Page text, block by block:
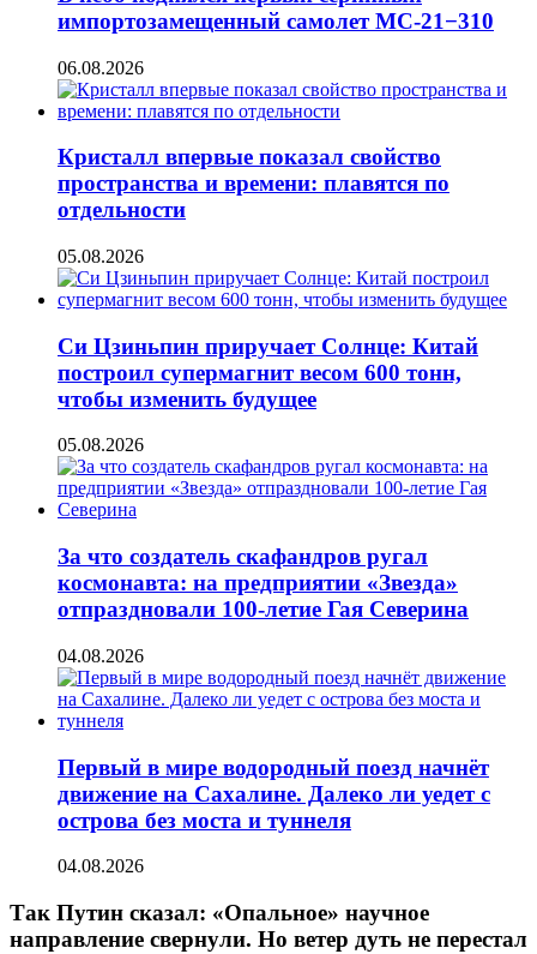
импортозамещенный самолет МС-21−310
06.08.2026
Кристалл впервые показал свойство
пространства и времени: плавятся по
отдельности
05.08.2026
Си Цзиньпин приручает Солнце: Китай
построил супермагнит весом 600 тонн,
чтобы изменить будущее
05.08.2026
За что создатель скафандров ругал
космонавта: на предприятии «Звезда»
отпраздновали 100-летие Гая Северина
04.08.2026
Первый в мире водородный поезд начнёт
движение на Сахалине. Далеко ли уедет с
острова без моста и туннеля
04.08.2026
Так Путин сказал: «Опальное» научное
направление свернули. Но ветер дуть не перестал